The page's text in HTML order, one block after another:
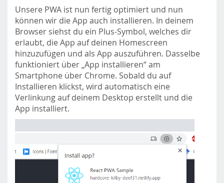
Unsere PWA ist nun fertig optimiert und nun
können wir die App auch installieren. In deinem
Browser siehst du ein Plus-Symbol, welches dir
erlaubt, die App auf deinen Homescreen
hinzuzufügen und als App auszuführen. Dasselbe
funktioniert über „App installieren“ am
Smartphone über Chrome. Sobald du auf
Installieren klickst, wird automatisch eine
Verlinkung auf deinem Desktop erstellt und die
App installiert.